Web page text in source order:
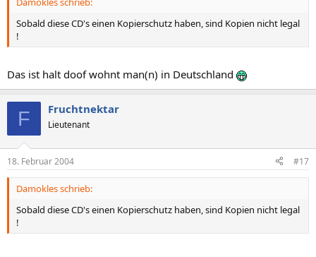
Sobald diese CD's einen Kopierschutz haben, sind Kopien nicht legal
!
Das ist halt doof wohnt man(n) in Deutschland
F Fruchtnektar
Lieutenant
18. Februar 2004 #17
Damokles schrieb:
Sobald diese CD's einen Kopierschutz haben, sind Kopien nicht legal
!